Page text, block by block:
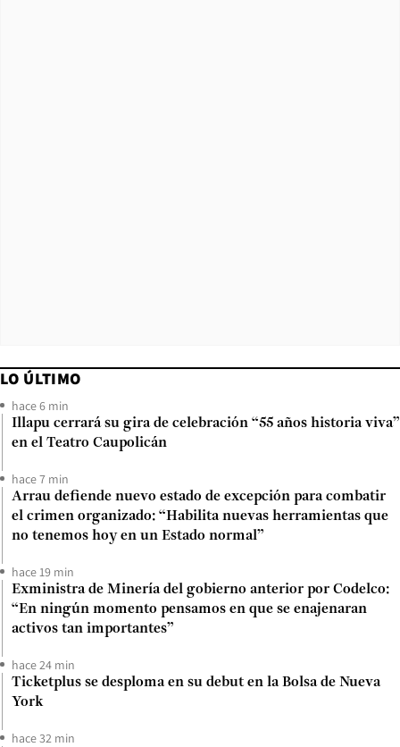
LO ÚLTIMO
hace 6 min
Illapu cerrará su gira de celebración “55 años historia viva”
en el Teatro Caupolicán
hace 7 min
Arrau defiende nuevo estado de excepción para combatir
el crimen organizado: “Habilita nuevas herramientas que
no tenemos hoy en un Estado normal”
hace 19 min
Exministra de Minería del gobierno anterior por Codelco:
“En ningún momento pensamos en que se enajenaran
activos tan importantes”
hace 24 min
Ticketplus se desploma en su debut en la Bolsa de Nueva
York
hace 32 min